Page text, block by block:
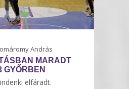
András
MARADT
GYŐRBEN
elfáradt.